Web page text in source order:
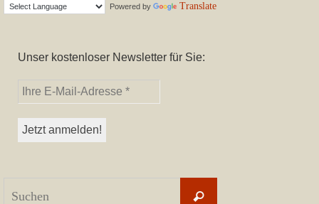
Powered by Translate
Unser kostenloser Newsletter für Sie:
Suchen